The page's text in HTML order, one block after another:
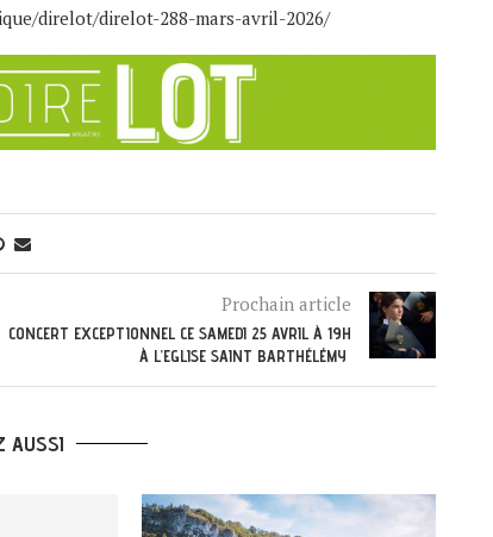
direlot/direlot-288-mars-avril-2026/
Prochain article
CONCERT EXCEPTIONNEL CE SAMEDI 25 AVRIL À 19H
À L’EGLISE SAINT BARTHÉLÉMY
AUSSI